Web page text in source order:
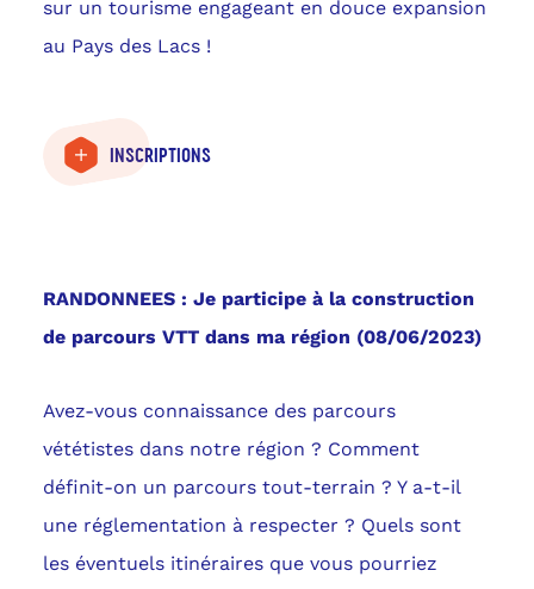
sur un tourisme engageant en douce expansion
au Pays des Lacs !
INSCRIPTIONS
RANDONNEES : Je participe à la construction
de parcours VTT dans ma région (08/06/2023)
Avez-vous connaissance des parcours
vététistes dans notre région ? Comment
définit-on un parcours tout-terrain ? Y a-t-il
une réglementation à respecter ? Quels sont
les éventuels itinéraires que vous pourriez